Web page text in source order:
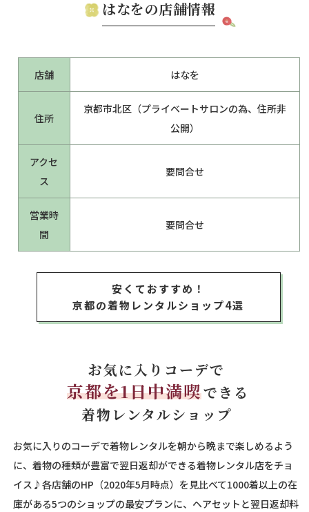
はなをの店舗情報
店舗 はなを
住所
​京都市北区（プライベートサロンの為、住所非
公開）
アクセ
ス
要問合せ
営業時
間
要問合せ
安くておすすめ！
京都の着物レンタルショップ4選
お気に入りコーデで
京都を1日中満喫できる
着物レンタルショップ
お気に入りのコーデで着物レンタルを朝から晩まで楽しめるよう
に、着物の種類が豊富で翌日返却ができる着物レンタル店をチョ
イス♪各店舗のHP（2020年5月時点）を見比べて1000着以上の在
庫がある5つのショップの最安プランに、ヘアセットと翌日返却料